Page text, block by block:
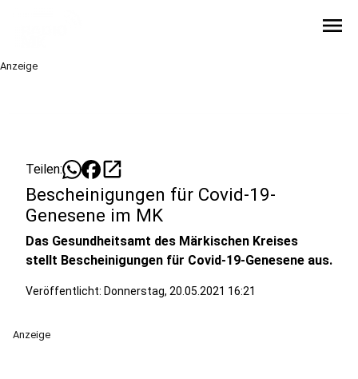
menu
Anzeige
Teilen: open_in_new
Bescheinigungen für Covid-19-
Genesene im MK
Das Gesundheitsamt des Märkischen Kreises
stellt Bescheinigungen für Covid-19-Genesene aus.
Veröffentlicht: Donnerstag, 20.05.2021 16:21
Anzeige